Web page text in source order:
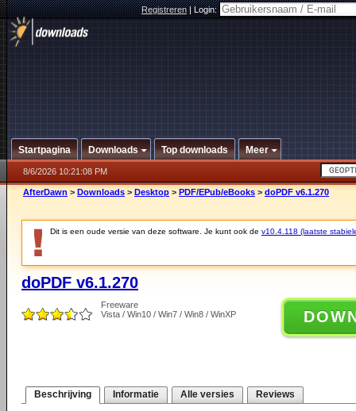
Registreren|Login:
Startpagina Downloads Top downloads Meer
8/6/2026 10:21:08 PM
AfterDawn > Downloads > Desktop > PDF/EPub/eBooks > doPDF v6.1.270
Dit is een oude versie van deze software. Je kunt ook de v10.4.118 (laatste
doPDF v6.1.270
Freeware
Vista / Win10 / Win7 / Win8 / WinXP
Beschrijving Informatie Alle versies Reviews